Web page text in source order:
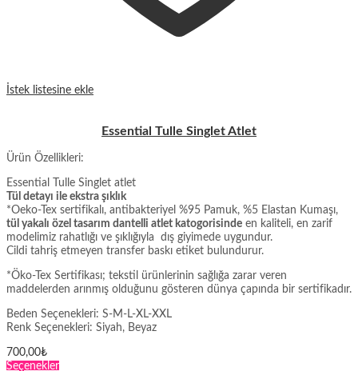
İstek listesine ekle
Essential Tulle Singlet Atlet
Ürün Özellikleri:
Essential Tulle Singlet atlet
Tül detayı ile ekstra şıklık
*Oeko-Tex sertifikalı, antibakteriyel %95 Pamuk, %5 Elastan Kumaşı,
tül yakalı özel tasarım dantelli atlet katogorisinde en kaliteli, en zarif
modelimiz rahatlığı ve şıklığıyla dış giyimede uygundur.
Cildi tahriş etmeyen transfer baskı etiket bulundurur.
*Öko-Tex Sertifikası; tekstil ürünlerinin sağlığa zarar veren
maddelerden arınmış olduğunu gösteren dünya çapında bir sertifikadır.
Beden Seçenekleri: S-M-L-XL-XXL
Renk Seçenekleri: Siyah, Beyaz
700,00₺
SeçeneklerBu